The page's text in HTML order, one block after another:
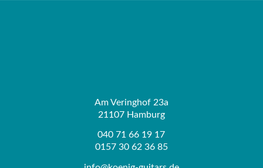
Am Veringhof 23a
21107 Hamburg
040 71 66 19 17
0157 30 62 36 85